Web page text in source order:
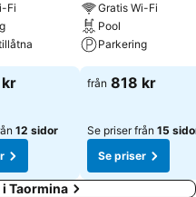
Fi
12 sidor
Gratis Wi-Fi
Pool
Parkering
från 818 kr
Se priser från 15
Se priser
Taormina